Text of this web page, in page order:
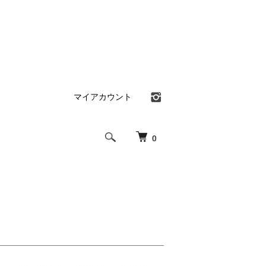
0
マイアカウント